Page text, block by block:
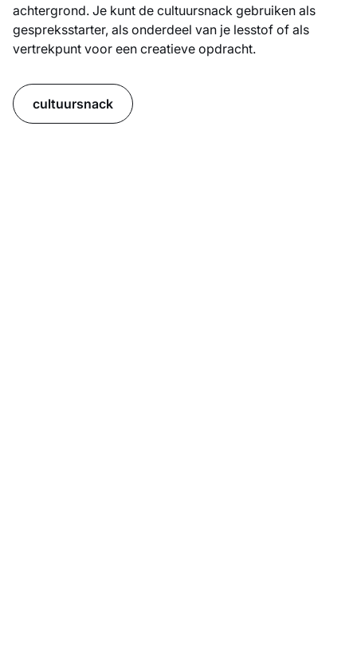
achtergrond. Je kunt de cultuursnack gebruiken als
gespreksstarter, als onderdeel van je lesstof of als
vertrekpunt voor een creatieve opdracht.
cultuursnack